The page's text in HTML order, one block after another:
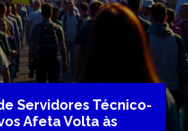
Servidores Técnico-
Afeta Volta às